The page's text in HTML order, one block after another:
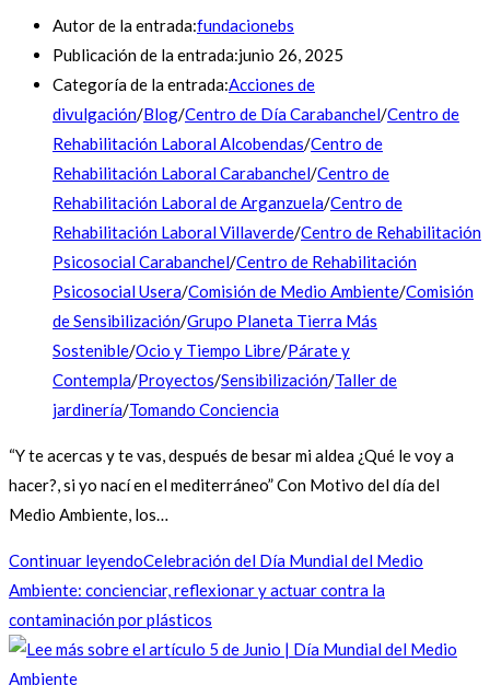
Autor de la entrada:fundacionebs
Publicación de la entrada:junio 26, 2025
Categoría de la entrada:Acciones de
divulgación/Blog/Centro de Día Carabanchel/Centro de
Rehabilitación Laboral Alcobendas/Centro de
Rehabilitación Laboral Carabanchel/Centro de
Rehabilitación Laboral de Arganzuela/Centro de
Rehabilitación Laboral Villaverde/Centro de Rehabilitación
Psicosocial Carabanchel/Centro de Rehabilitación
Psicosocial Usera/Comisión de Medio Ambiente/Comisión
de Sensibilización/Grupo Planeta Tierra Más
Sostenible/Ocio y Tiempo Libre/Párate y
Contempla/Proyectos/Sensibilización/Taller de
jardinería/Tomando Conciencia
“Y te acercas y te vas, después de besar mi aldea ¿Qué le voy a
hacer?, si yo nací en el mediterráneo” Con Motivo del día del
Medio Ambiente, los…
Continuar leyendoCelebración del Día Mundial del Medio
Ambiente: concienciar, reflexionar y actuar contra la
contaminación por plásticos